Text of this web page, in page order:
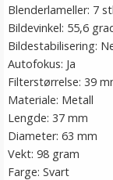
Blenderlameller: 7
Bildevinkel: 55,6
Bildestabilisering:
Autofokus: Ja
Filterstørrelse: 39
Materiale: Metall
Lengde: 37 mm
Diameter: 63 mm
Vekt: 98 gram
Farge: Svart